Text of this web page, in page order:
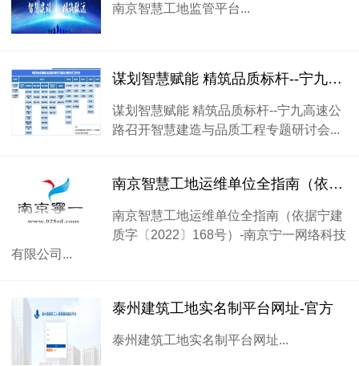
南京智慧工地监管平台...
谋划智慧赋能 精筑品质标杆--宁九高速公路召开智慧建造与品质工程专题研讨会
谋划智慧赋能 精筑品质标杆--宁九高速公
路召开智慧建造与品质工程专题研讨会...
南京智慧工地运维单位全指南（依据宁建质字〔2022〕168号）
南京智慧工地运维单位全指南（依据宁建
质字〔2022〕168号）-南京宁一网络科技
有限公司...
泰州建筑工地实名制平台网址-官方
泰州建筑工地实名制平台网址...